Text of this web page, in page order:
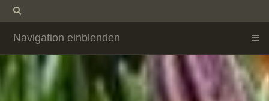
Navigation einblenden